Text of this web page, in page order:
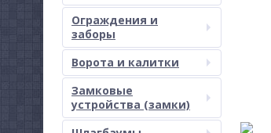
Ограждения и
заборы
Ворота и калитки
Замковые
устройства (замки)